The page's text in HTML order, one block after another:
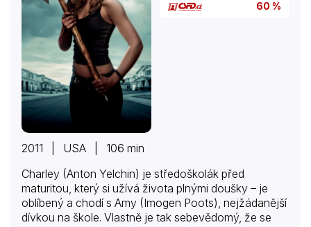
60 %
2011 | USA | 106 min
Charley (Anton Yelchin) je středoškolák před
maturitou, který si užívá života plnými doušky – je
oblíbený a chodí s Amy (Imogen Poots), nejžádanější
dívkou na škole. Vlastně je tak sebevědomý, že se